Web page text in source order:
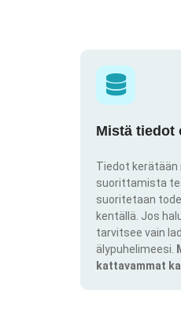
Mistä tiedot
Tiedot kerätään
suorittamista
suoritetaan
kentällä. Jos
tarvitsee vain
älypuhelimeesi.
kattavammat